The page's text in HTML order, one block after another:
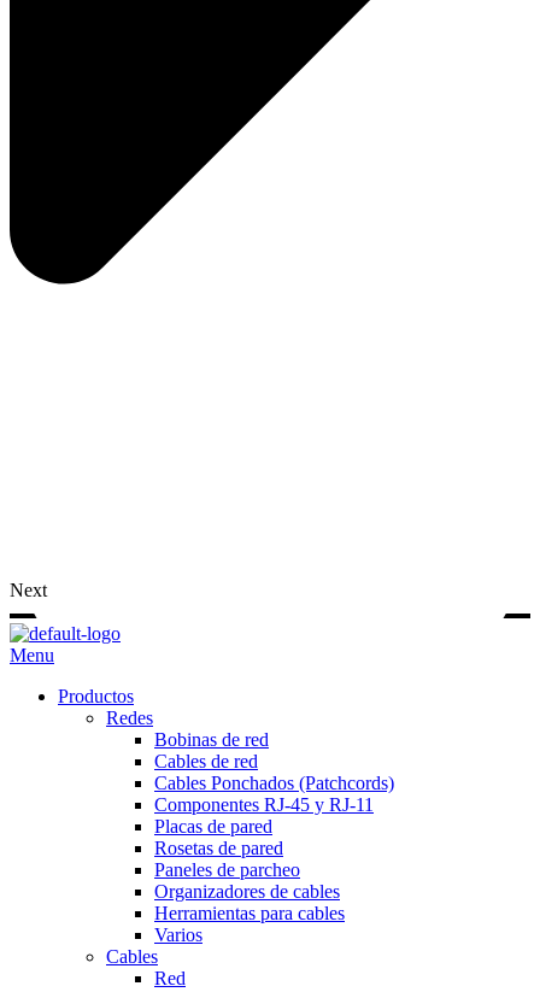
Next
Menu
Productos
Redes
Bobinas de red
Cables de red
Cables Ponchados (Patchcords)
Componentes RJ-45 y RJ-11
Placas de pared
Rosetas de pared
Paneles de parcheo
Organizadores de cables
Herramientas para cables
Varios
Cables
Red